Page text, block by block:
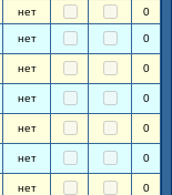
нет 0
нет 0
нет 0
нет 0
нет 0
нет 0
нет 0